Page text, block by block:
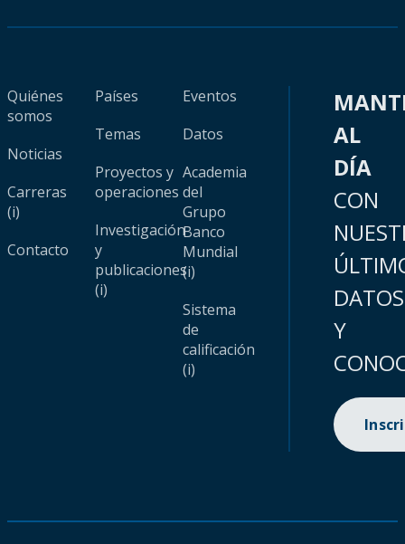
Quiénes
somos
Noticias
Carreras
(i)
Contacto
Países
Temas
Proyectos y
operaciones
Investigación
y
publicaciones
(i)
Eventos
Datos
Academia
del
Grupo
Banco
Mundial
(i)
Sistema
de
calificación
(i)
AL
DÍA
CON
DATOS
Y